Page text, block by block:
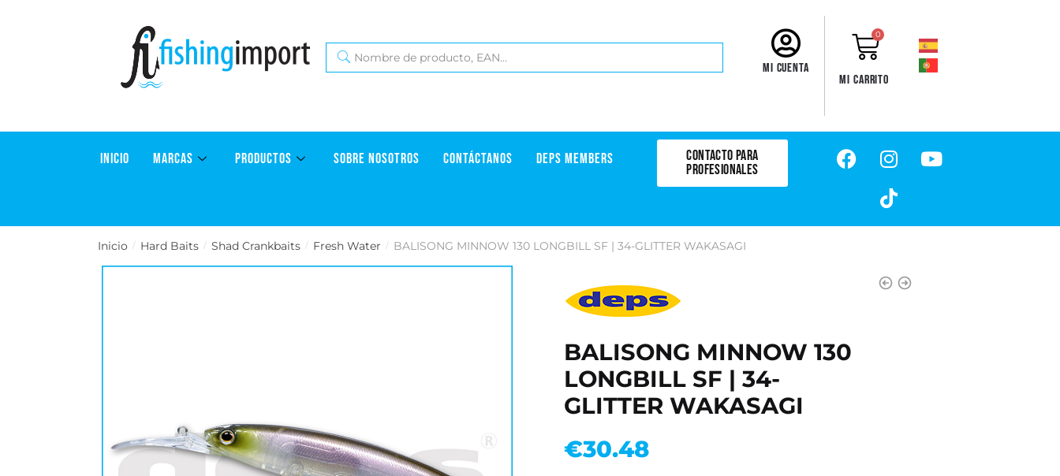
Mi cuenta
0
Mi carrito
INICIO MARCAS PRODUCTOS SOBRE NOSOTROS CONTÁCTANOS DEPS MEMBERS
CONTACTO PARA
PROFESIONALES
Inicio / Hard Baits / Shad Crankbaits / Fresh Water / BALISONG MINNOW 130 LONGBILL SF | 34-GLITTER WAKASAGI
BALISONG MINNOW 130
LONGBILL SF | 34-
GLITTER WAKASAGI
€30.48